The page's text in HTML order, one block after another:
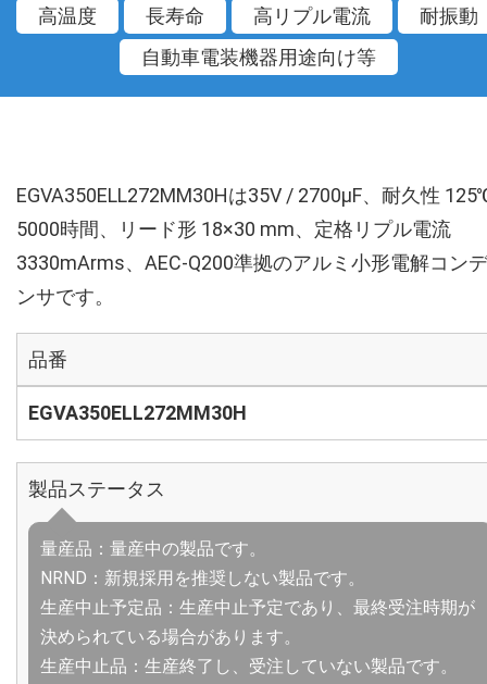
高温度 長寿命 高リプル電流
耐振動
自動車電装機器用途向け等
EGVA350ELL272MM30Hは35V / 2700µF、耐久性
5000時間、リード形 18×30 mm、定格リプル電流
3330mArms、AEC-Q200準拠のアルミ小形電解コンデ
ンサです。
品番
EGVA350ELL272MM30H
製品ステータス
量産品：量産中の製品です。
NRND：新規採用を推奨しない製品です。
生産中止予定品：生産中止予定であり、最終受注時期が
決められている場合があります。
生産中止品：生産終了し、受注していない製品です。